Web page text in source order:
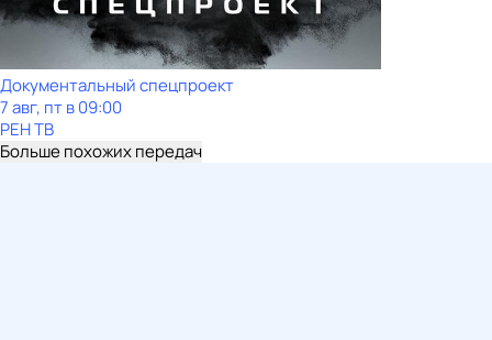
Документальный спецпроект
7 авг, пт в 09:00
РЕН ТВ
Больше похожих передач